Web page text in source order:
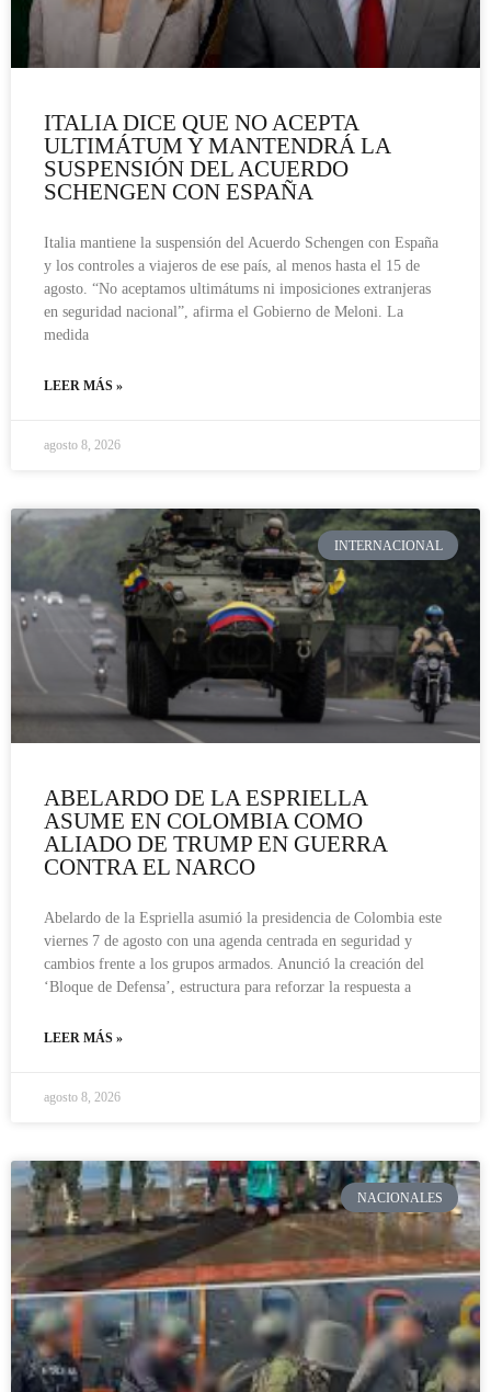
ITALIA DICE QUE NO ACEPTA
ULTIMÁTUM Y MANTENDRÁ LA
SUSPENSIÓN DEL ACUERDO
SCHENGEN CON ESPAÑA
Italia mantiene la suspensión del Acuerdo Schengen con España
y los controles a viajeros de ese país, al menos hasta el 15 de
agosto. “No aceptamos ultimátums ni imposiciones extranjeras
en seguridad nacional”, afirma el Gobierno de Meloni. La
medida
LEER MÁS »
agosto 8, 2026
INTERNACIONAL
ABELARDO DE LA ESPRIELLA
ASUME EN COLOMBIA COMO
ALIADO DE TRUMP EN GUERRA
CONTRA EL NARCO
Abelardo de la Espriella asumió la presidencia de Colombia este
viernes 7 de agosto con una agenda centrada en seguridad y
cambios frente a los grupos armados. Anunció la creación del
‘Bloque de Defensa’, estructura para reforzar la respuesta a
LEER MÁS »
agosto 8, 2026
NACIONALES